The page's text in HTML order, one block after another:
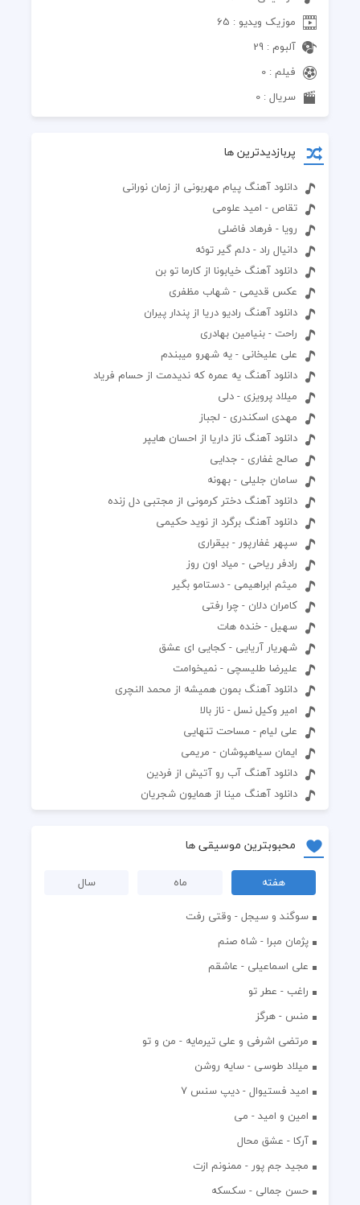
موزیک ویدیو : 65
آلبوم : 29
فیلم : 0
سریال : 0
پربازدیدترین ها
دانلود آهنگ پیام مهربونی از زمان نورانی
تقاص - امید علومی
رویا - فرهاد فاضلی
دانیال راد - دلم گیر توئه
دانلود آهنگ خیابونا از کارما تو بن
عکس قدیمی - شهاب مظفری
دانلود آهنگ رادیو دریا از پندار پیران
راحت - بنیامین بهادری
علی علیخانی - یه شهرو میبندم
دانلود آهنگ یه عمره که ندیدمت از حسام فریاد
میلاد پرویزی - دلی
مهدی اسکندری - لجباز
دانلود آهنگ ناز داریا از احسان هایپر
صالح غفاری - جدایی
سامان جلیلی - بهونه
دانلود آهنگ دختر کرمونی از مجتبی دل زنده
دانلود آهنگ برگرد از نوید حکیمی
سپهر غفارپور - بیقراری
رادفر ریاحی - میاد اون روز
میثم ابراهیمی - دستامو بگیر
کامران دلان - چرا رفتی
سهیل - خنده هات
شهریار آریایی - کجایی ای عشق
علیرضا طلیسچی - نمیخوامت
دانلود آهنگ بمون همیشه از محمد النچری
امیر وکیل نسل - ناز بالا
علی لیام - مساحت تنهایی
ایمان سیاهپوشان - مریمی
دانلود آهنگ آب رو آتیش از فردین
دانلود آهنگ مینا از همایون شجریان
محبوبترین موسیقی ها
هفته ماه
سال
سوگند و سیجل - وقتی رفت
پژمان مبرا - شاه صنم
علی اسماعیلی - عاشقم
راغب - عطر تو
منس - هرگز
مرتضی اشرفی و علی تیرمایه - من و تو
میلاد طوسی - سایه روشن
اميد فستيوال - ديپ سنس ۷
امین و امید - می
آرکا - عشق محال
مجید جم پور - ممنونم ازت
حسن جمالی - سکسکه